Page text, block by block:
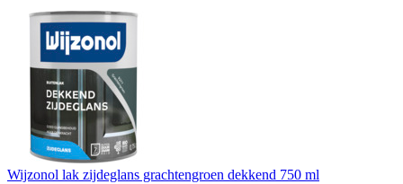
Wijzonol lak zijdeglans grachtengroen dekkend 750 ml